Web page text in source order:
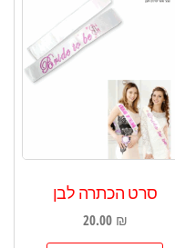
סרט הכתרה לבן
20.00 ₪